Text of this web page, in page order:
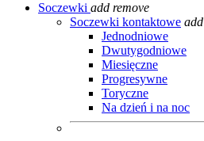
Soczewki add remove
Soczewki kontaktowe add
Jednodniowe
Dwutygodniowe
Miesięczne
Progresywne
Toryczne
Na dzień i na noc